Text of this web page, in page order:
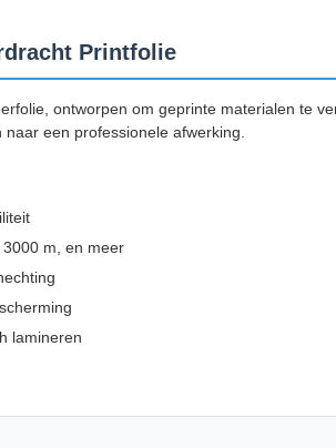
Printfolie
ontworpen om geprinte materialen te
een professionele afwerking.
m, en meer
lamineren